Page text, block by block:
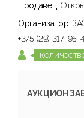
Продавец:
Организатор:
+375 (29) 317-95-
АУКЦИОН